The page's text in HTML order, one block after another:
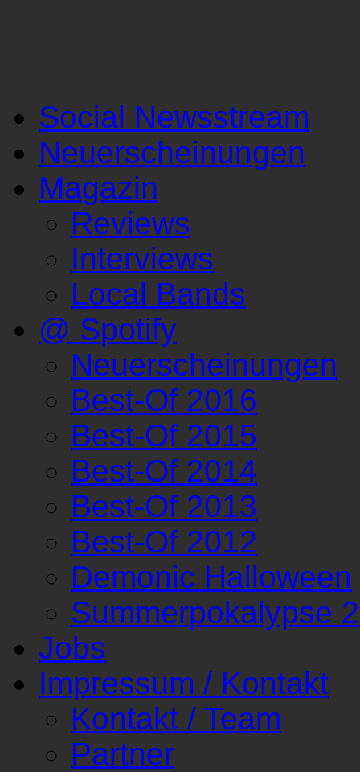
Social Newsstream
Neuerscheinungen
Magazin
Reviews
Interviews
Local Bands
@ Spotify
Neuerscheinungen
Best-Of 2016
Best-Of 2015
Best-Of 2014
Best-Of 2013
Best-Of 2012
Demonic Halloween
Summerpokalypse
Jobs
Impressum / Kontakt
Kontakt / Team
Partner